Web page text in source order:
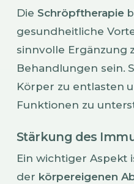
Die Schröpftherapie
gesundheitliche
sinnvolle Ergänzung
Behandlungen sein.
Körper zu entlasten
Funktionen zu
Stärkung des
Ein wichtiger Aspekt
der körpereigenen